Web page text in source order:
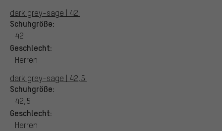
dark grey-sage | 42:
Schuhgröße:
42
Geschlecht:
Herren
dark grey-sage | 42,5:
Schuhgröße:
42,5
Geschlecht:
Herren